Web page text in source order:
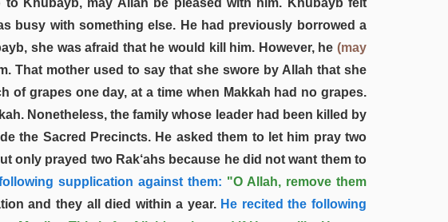
busy with something else. He had previously borrowed a
she was afraid that he would kill him. However, he (may
That mother used to say that she swore by Allah that she
of grapes one day, at a time when Makkah had no grapes.
Nonetheless, the family whose leader had been killed by
the Sacred Precincts. He asked them to let him pray two
only prayed two Rak‘ahs because he did not want them to
supplication against them: "O Allah, remove them
and they all died within a year.He recited the following